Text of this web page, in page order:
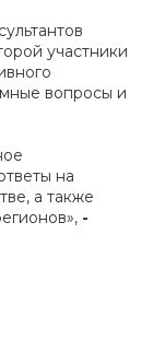
участники
вопросы и
на
а также
-